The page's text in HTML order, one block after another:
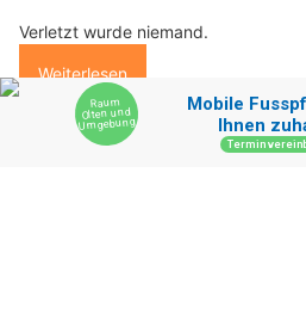
Verletzt wurde niemand.
Weiterlesen